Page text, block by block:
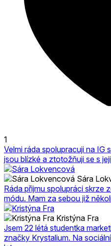
1
Velmi ráda spolupracuji na IG
jsou blízké a ztotožňuji se s
Sára
Ráda přijmu spolupráci skrze
módu. Mam za sebou již
Kristýna Fra
Jsem 22 létá studentka
značky Krystalium. Na